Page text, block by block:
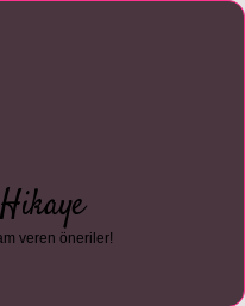
veren öneriler!